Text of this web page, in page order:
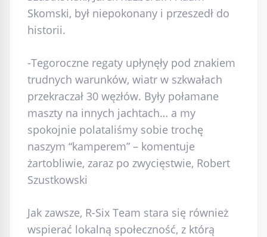
Skomski, był niepokonany i przeszedł do
historii.
-Tegoroczne regaty upłynęły pod znakiem
trudnych warunków, wiatr w szkwałach
przekraczał 30 węzłów. Były połamane
maszty na innych jachtach… a my
spokojnie polataliśmy sobie trochę
naszym “kamperem” – komentuje
żartobliwie, zaraz po zwycięstwie, Robert
Szustkowski
Jak zawsze, R-Six Team stara się również
wspierać lokalną społeczność, z którą